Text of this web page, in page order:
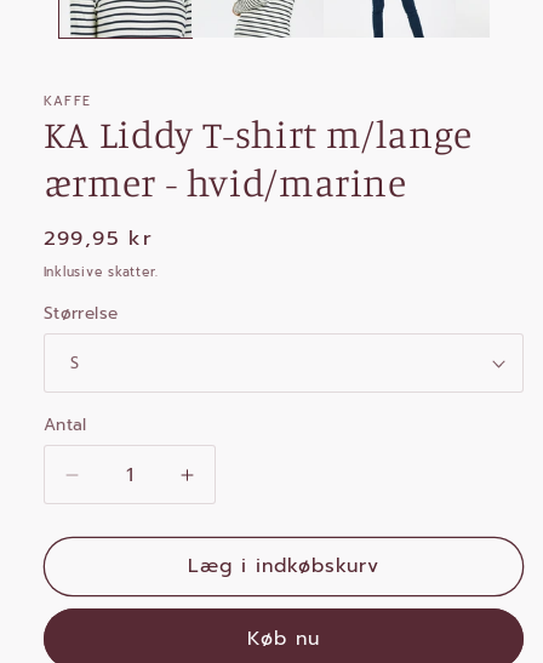
KAFFE
KA Liddy T-shirt m/lange
ærmer - hvid/marine
Normalpris
299,95 kr
Inklusive skatter.
Størrelse
Antal
Reducer
antallet
for
Liddy
Øg
antallet
for
KA
Liddy
Læg i indkøbskurv
Køb nu